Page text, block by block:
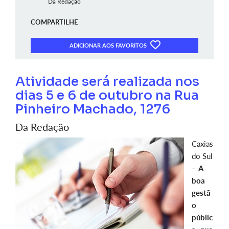
COMPARTILHE
ADICIONAR AOS FAVORITOS
Atividade será realizada nos
dias 5 e 6 de outubro na Rua
Pinheiro Machado, 1276
Da Redação
Caxias
do Sul
– A
boa
gestã
o
públic